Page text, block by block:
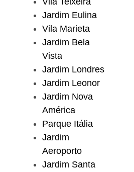
Jardim Eulina
Vila Marieta
Jardim Bela
Vista
Jardim Londres
Jardim Leonor
Jardim Nova
América
Parque Itália
Jardim
Aeroporto
Jardim Santa